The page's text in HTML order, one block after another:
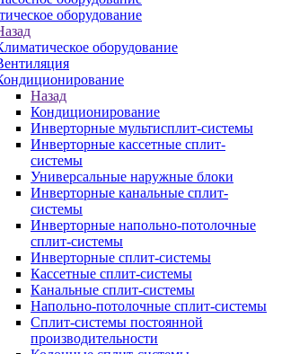
оборудование
оборудование
Назад
Кондиционирование
Инверторные мультисплит-системы
Инверторные кассетные сплит-
системы
Универсальные наружные блоки
Инверторные канальные сплит-
системы
Инверторные напольно-потолочные
сплит-системы
Инверторные сплит-системы
Кассетные сплит-системы
Канальные сплит-системы
Напольно-потолочные сплит-системы
Сплит-системы постоянной
производительности